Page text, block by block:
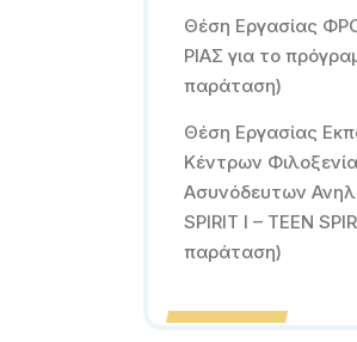
Θέση Εργασίας
ΡΙΑΣ για το
παράταση)
Θέση Εργασίας
Κέντρων
Ασυνόδευτων
SPIRIT I – TEEN
παράταση)